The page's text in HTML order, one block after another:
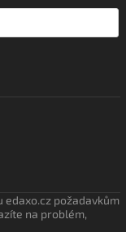
požadavkům
na problém,